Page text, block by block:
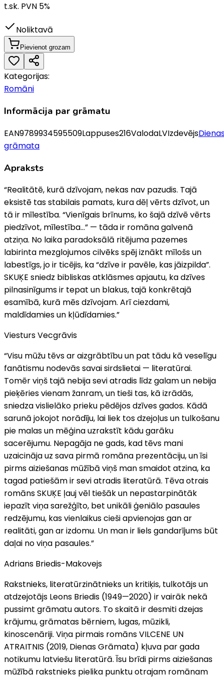
t.sk. PVN 5%
Noliktavā
Pievienot grozam
Kategorijas:
Romāni
Informācija par grāmatu
EAN9789934595509Lappuses216ValodaLVIzdevējs
grāmata
Apraksts
“Realitātē, kurā dzīvojam, nekas nav pazudis. Tajā
eksistē tas stabilais pamats, kura dēļ vērts dzīvot, un
tā ir mīlestība. “Vienīgais brīnums, ko šajā dzīvē vērts
piedzīvot, mīlestība…” — tāda ir romāna galvenā
atziņa. No laika paradoksālā ritējuma pazemes
labirinta mezglojumos cilvēks spēj iznākt mīlošs un
labestīgs, jo ir ticējis, ka “dzīve ir pavēle, kas jāizpilda”.
SKUĶE sniedz bibliskas atklāsmes apjautu, ka dzīves
pilnasinīgums ir tepat un blakus, tajā konkrētajā
esamībā, kurā mēs dzīvojam. Arī ciezdami,
maldīdamies un kļūdīdamies.”
Viesturs Vecgrāvis
“Visu mūžu tēvs ar aizgrābtību un pat tādu kā veselīgu
fanātismu nodevās savai sirdslietai — literatūrai.
Tomēr viņš tajā nebija sevi atradis līdz galam un nebija
pieķēries vienam žanram, un tieši tas, kā izrādās,
sniedza vislielāko prieku pēdējos dzīves gados. Kādā
sarunā jokojot norādīju, lai liek tos dzejoļus un tulkošanu
pie malas un mēģina uzrakstīt kādu garāku
sacerējumu. Nepagāja ne gads, kad tēvs mani
uzaicināja uz sava pirmā romāna prezentāciju, un īsi
pirms aiziešanas mūžībā viņš man smaidot atzina, ka
tagad patiešām ir sevi atradis literatūrā. Tēva otrais
romāns SKUĶE ļauj vēl tiešāk un nepastarpinātāk
iepazīt viņa sarežģīto, bet unikāli ģeniālo pasaules
redzējumu, kas vienlaikus cieši apvienojas gan ar
realitāti, gan ar izdomu. Un man ir liels gandarījums būt
daļai no viņa pasaules.”
Adrians Briedis-Makovejs
Rakstnieks, literatūrzinātnieks un kritiķis, tulkotājs un
atdzejotājs Leons Briedis (1949—2020) ir vairāk nekā
pussimt grāmatu autors. To skaitā ir desmiti dzejas
krājumu, grāmatas bērniem, lugas, mūzikli,
kinoscenāriji. Viņa pirmais romāns VILCENE UN
ATRAITNIS (2019, Dienas Grāmata) kļuva par gada
notikumu latviešu literatūrā. Īsu brīdi pirms aiziešanas
mūžībā rakstnieks pielika punktu otrajam romānam